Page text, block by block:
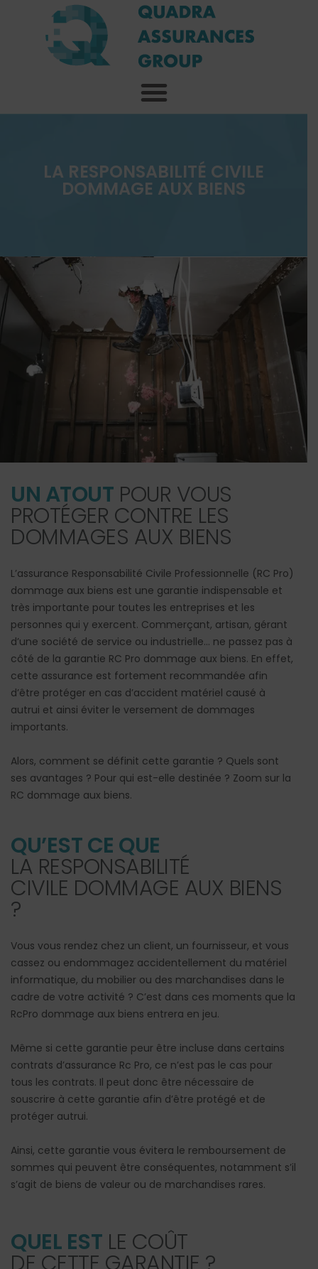
LA RESPONSABILITÉ CIVILE
DOMMAGE AUX BIENS
UN ATOUT POUR VOUS
PROTÉGER CONTRE LES
DOMMAGES AUX BIENS
L’assurance Responsabilité Civile Professionnelle (RC Pro)
dommage aux biens est une garantie indispensable et
très importante pour toutes les entreprises et les
personnes qui y exercent. Commerçant, artisan, gérant
d’une société de service ou industrielle… ne passez pas à
côté de la garantie RC Pro dommage aux biens. En effet,
cette assurance est fortement recommandée afin
d’être protéger en cas d’accident matériel causé à
autrui et ainsi éviter le versement de dommages
importants.
Alors, comment se définit cette garantie ? Quels sont
ses avantages ? Pour qui est-elle destinée ? Zoom sur la
RC dommage aux biens.
QU’EST CE QUE
LA RESPONSABILITÉ
CIVILE DOMMAGE AUX BIENS
?
Vous vous rendez chez un client, un fournisseur, et vous
cassez ou endommagez accidentellement du matériel
informatique, du mobilier ou des marchandises dans le
cadre de votre activité ? C’est dans ces moments que la
RcPro dommage aux biens entrera en jeu.
Même si cette garantie peur être incluse dans certains
contrats d’assurance Rc Pro, ce n’est pas le cas pour
tous les contrats. Il peut donc être nécessaire de
souscrire à cette garantie afin d’être protégé et de
protéger autrui.
Ainsi, cette garantie vous évitera le remboursement de
sommes qui peuvent être conséquentes, notamment s’il
s’agit de biens de valeur ou de marchandises rares.
QUEL EST LE COÛT